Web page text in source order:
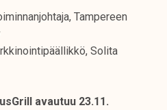
Tampereen
Solita
avautuu 23.11.